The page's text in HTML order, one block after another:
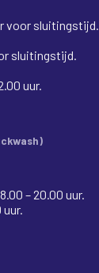
voor sluitingstijd.
sluitingstijd.
uur.
– 20.00 uur.